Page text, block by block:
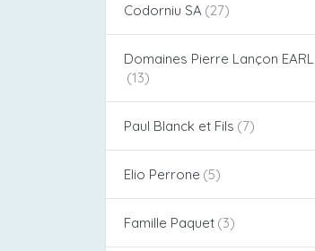
Codorniu SA
Domaines Pierre Lançon EARL
Paul Blanck et Fils
Elio Perrone
Famille Paquet